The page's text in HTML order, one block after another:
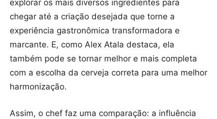
explorar os mais diversos ingredientes para
chegar até a criação desejada que torne a
experiência gastronômica transformadora e
marcante. E, como Alex Atala destaca, ela
também pode se tornar melhor e mais completa
com a escolha da cerveja correta para uma melhor
harmonização.
Assim, o chef faz uma comparação: a influência